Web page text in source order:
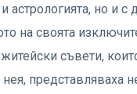
астрологията, но и с
на своята
съвети,
представляваха